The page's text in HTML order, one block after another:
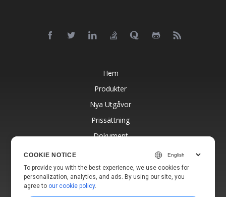
Hem
Produkter
Nya Utgåvor
Prissättning
Dokument
Blogg
Webbplatser
COOKIE NOTICE
To provide you with the best experience, we use cookies for
personalization, analytics, and ads. By using our site, you
agree to our cookie policy.